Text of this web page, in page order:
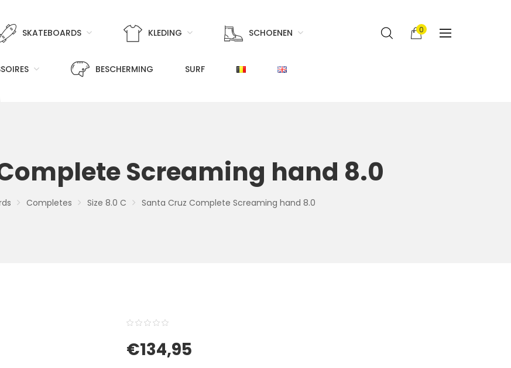
SKATEBOARDS KLEDING SCHOENEN
BESCHERMING SURF
0
Screaming hand 8.0
Completes Size 8.0 C Santa Cruz Complete Screaming hand 8.0
out
€134,95